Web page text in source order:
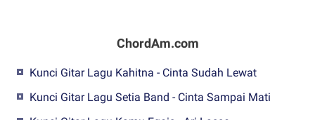
ChordAm.com
Kunci Gitar Lagu Kahitna - Cinta Sudah Lewat
Kunci Gitar Lagu Setia Band - Cinta Sampai Mati